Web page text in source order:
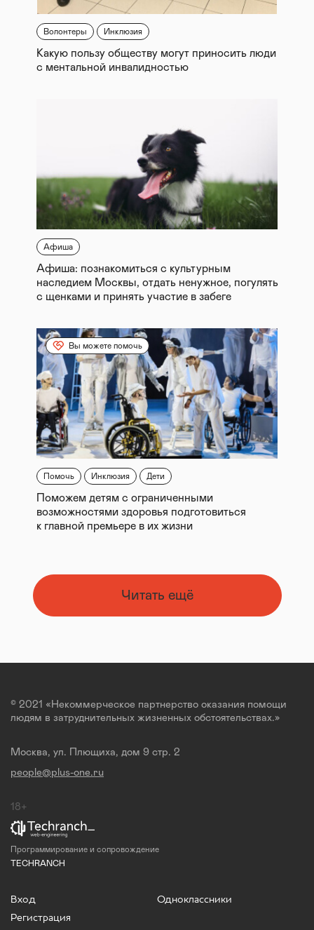
Волонтеры Инклюзия
Какую пользу обществу могут приносить люди
с ментальной инвалидностью
Афиша
Афиша: познакомиться с культурным
наследием Москвы, отдать ненужное, погулять
с щенками и принять участие в забеге
Вы можете помочь
Помочь Инклюзия Дети
Поможем детям с ограниченными
возможностями здоровья подготовиться
к главной премьере в их жизни
Читать ещё
© 2021 «Некоммерческое партнерство оказания помощи
людям в затруднительных жизненных обстоятельствах.»
Москва, ул. Плющиха, дом 9 стр. 2
people@plus-one.ru
18+
Программирование и сопровождение
TECHRANCH
Вход
Регистрация
Одноклассники